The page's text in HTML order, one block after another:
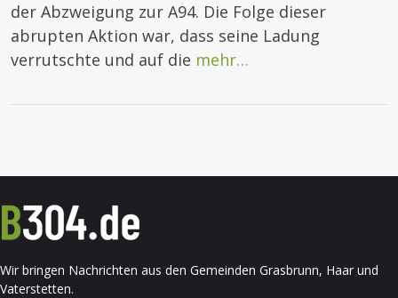
der Abzweigung zur A94. Die Folge dieser
abrupten Aktion war, dass seine Ladung
verrutschte und auf die mehr…
Wir bringen Nachrichten aus den Gemeinden Grasbrunn, Haar und
Vaterstetten.